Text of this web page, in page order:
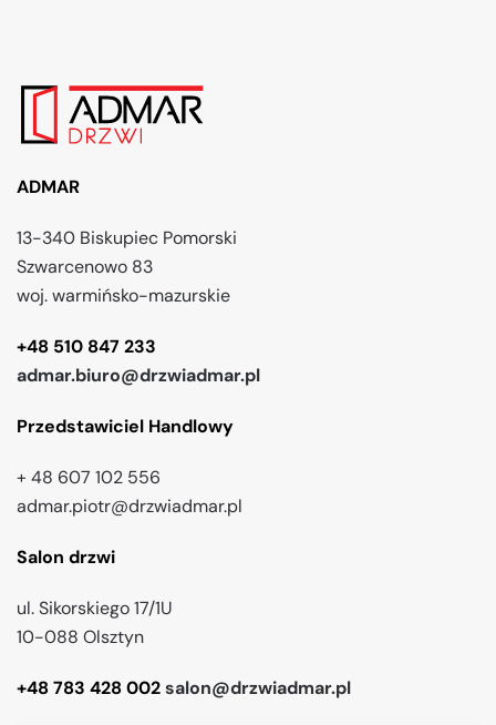
ADMAR
13-340 Biskupiec Pomorski
Szwarcenowo 83
woj. warmińsko-mazurskie
+48 510 847 233
admar.biuro@drzwiadmar.pl
Przedstawiciel Handlowy
+ 48 607 102 556
admar.piotr@drzwiadmar.pl
Salon drzwi
ul. Sikorskiego 17/1U
10-088 Olsztyn
+48 783 428 002salon@drzwiadmar.pl